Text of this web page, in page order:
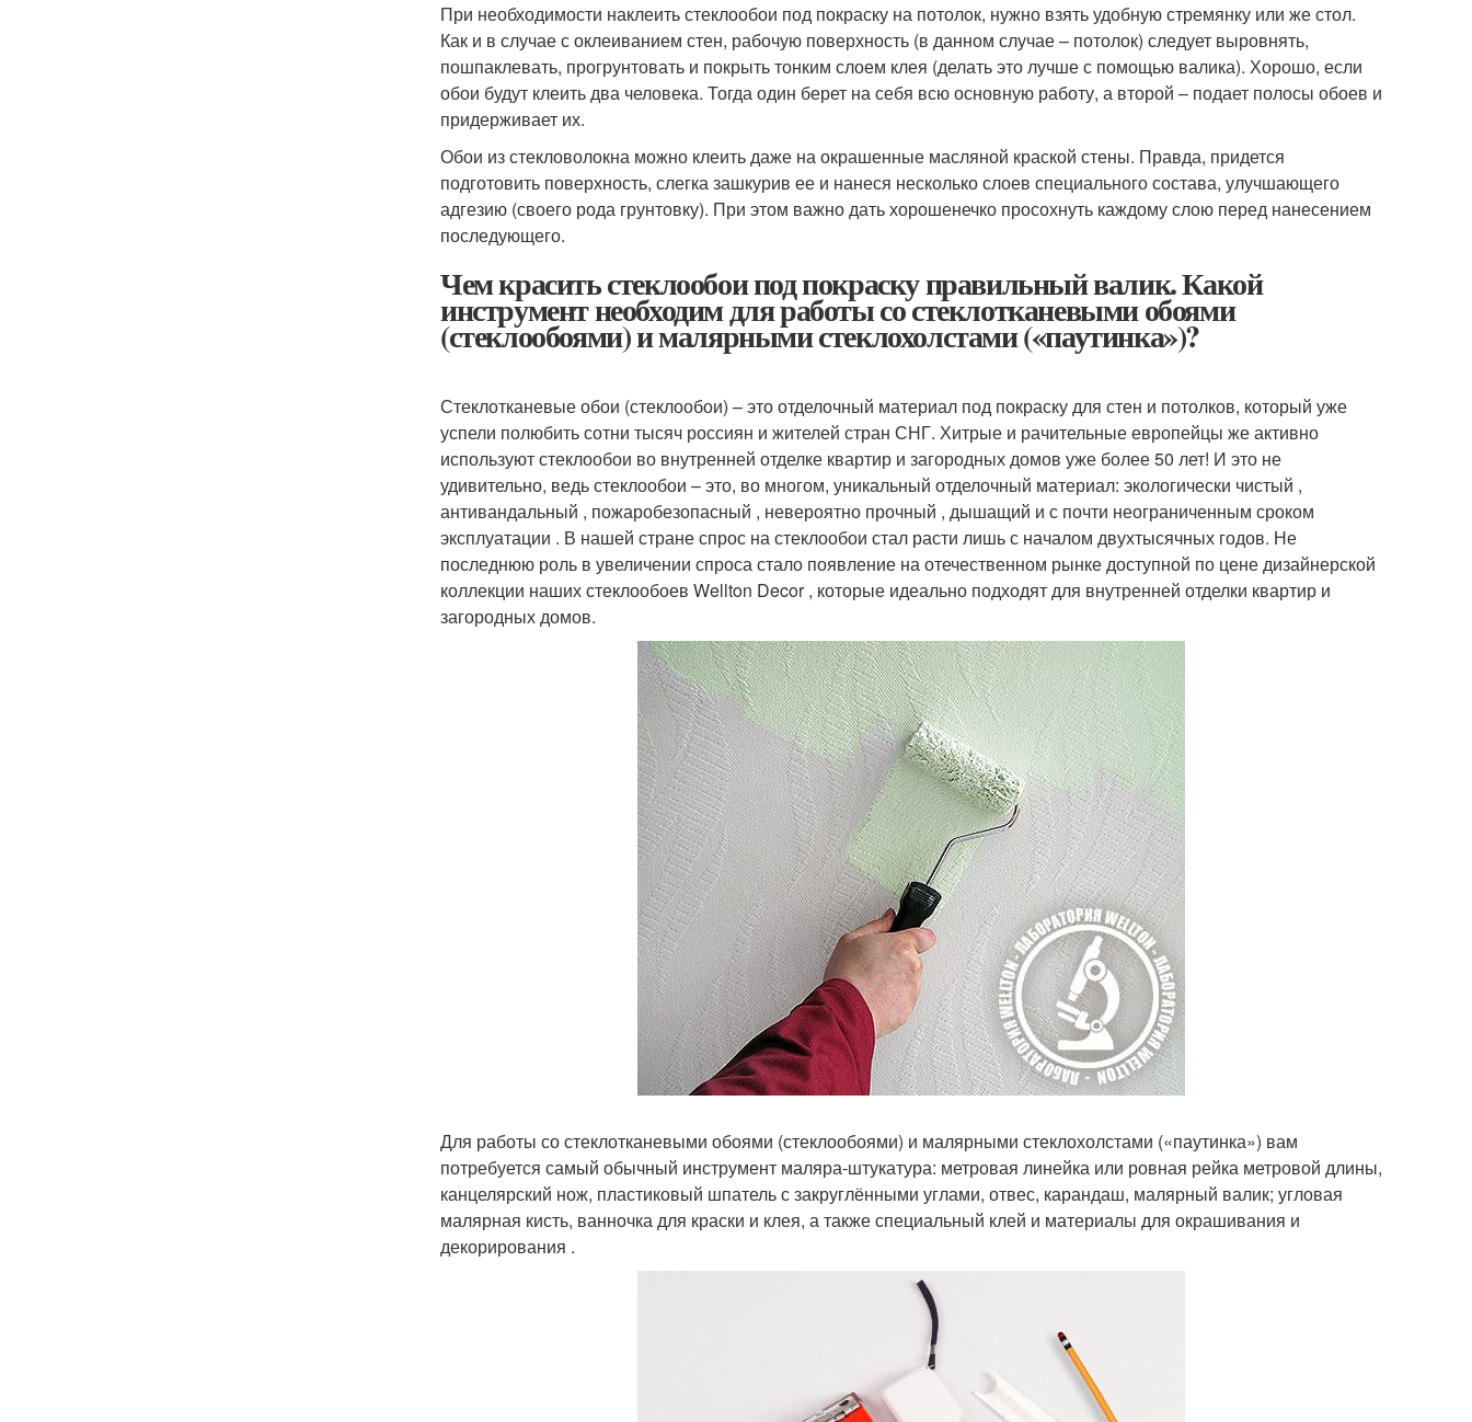
При необходимости наклеить стеклообои под покраску на потолок, нужно взять удобную стремянку или же стол.
Как и в случае с оклеиванием стен, рабочую поверхность (в данном случае – потолок) следует выровнять,
пошпаклевать, прогрунтовать и покрыть тонким слоем клея (делать это лучше с помощью валика). Хорошо, если
обои будут клеить два человека. Тогда один берет на себя всю основную работу, а второй – подает полосы обоев и
придерживает их.
Обои из стекловолокна можно клеить даже на окрашенные масляной краской стены. Правда, придется
подготовить поверхность, слегка зашкурив ее и нанеся несколько слоев специального состава, улучшающего
адгезию (своего рода грунтовку). При этом важно дать хорошенечко просохнуть каждому слою перед нанесением
последующего.
Чем красить стеклообои под покраску правильный валик. Какой
инструмент необходим для работы со стеклотканевыми обоями
(стеклообоями) и малярными стеклохолстами («паутинка»)?
Стеклотканевые обои (стеклообои) – это отделочный материал под покраску для стен и потолков, который уже
успели полюбить сотни тысяч россиян и жителей стран СНГ. Хитрые и рачительные европейцы же активно
используют стеклообои во внутренней отделке квартир и загородных домов уже более 50 лет! И это не
удивительно, ведь стеклообои – это, во многом, уникальный отделочный материал: экологически чистый ,
антивандальный , пожаробезопасный , невероятно прочный , дышащий и с почти неограниченным сроком
эксплуатации . В нашей стране спрос на стеклообои стал расти лишь с началом двухтысячных годов. Не
последнюю роль в увеличении спроса стало появление на отечественном рынке доступной по цене дизайнерской
коллекции наших стеклообоев Wellton Decor , которые идеально подходят для внутренней отделки квартир и
загородных домов.
Для работы со стеклотканевыми обоями (стеклообоями) и малярными стеклохолстами («паутинка») вам
потребуется самый обычный инструмент маляра-штукатура: метровая линейка или ровная рейка метровой длины,
канцелярский нож, пластиковый шпатель с закруглёнными углами, отвес, карандаш, малярный валик; угловая
малярная кисть, ванночка для краски и клея, а также специальный клей и материалы для окрашивания и
декорирования .